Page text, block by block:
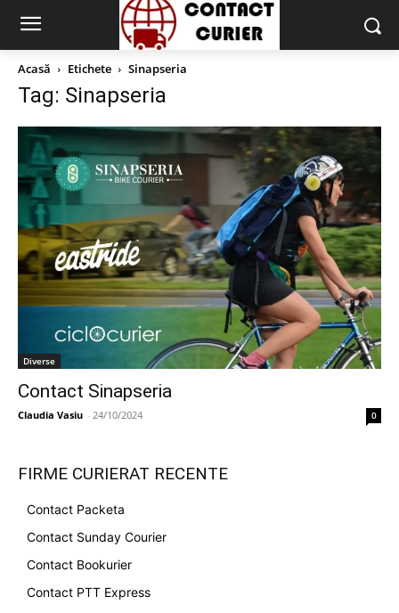
Acasă Etichete Sinapseria
Tag: Sinapseria
Diverse
Contact Sinapseria
Claudia Vasiu - 24/10/2024 0
FIRME CURIERAT RECENTE
Contact Packeta
Contact Sunday Courier
Contact Bookurier
Contact PTT Express